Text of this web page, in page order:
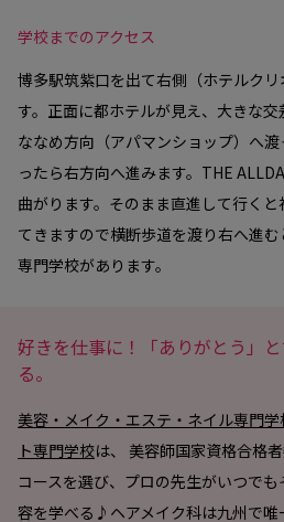
学校までのアクセス
博多駅筑紫口を出て右側（ホテルク
す。正面に都ホテルが見え、大きな
ななめ方向（アパマンショップ）へ
ったら右方向へ進みます。THE
曲がります。そのまま直進して行く
てきますので横断歩道を渡り右へ進
専門学校があります。
好きを仕事に！「ありがとう」
る。
美容・メイク・エステ・ネイル専門学
ト専門学校は、 美容師国家資格合格
コースを選び、プロの先生がいつで
容を学べる♪ヘアメイク科は九州で